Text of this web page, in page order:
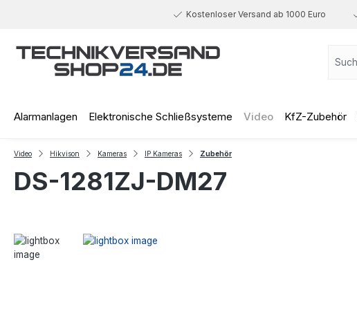
Kostenloser Versand ab 1000 Euro
Alarmanlagen Elektronische Schließsysteme Video KfZ-Zubehör
Video Hikvison Kameras IP Kameras Zubehör
DS-1281ZJ-DM27